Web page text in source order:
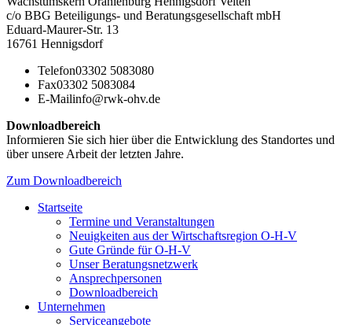
c/o BBG Beteiligungs- und Beratungsgesellschaft mbH
Eduard-Maurer-Str. 13
16761 Hennigsdorf
Telefon03302 5083080
Fax03302 5083084
E-Mailinfo@rwk-ohv.de
Downloadbereich
Informieren Sie sich hier über die Entwicklung des Standortes und
über unsere Arbeit der letzten Jahre.
Zum Downloadbereich
Startseite
Termine und Veranstaltungen
Neuigkeiten aus der Wirtschaftsregion O-H-V
Gute Gründe für O-H-V
Unser Beratungsnetzwerk
Ansprechpersonen
Downloadbereich
Unternehmen
Serviceangebote